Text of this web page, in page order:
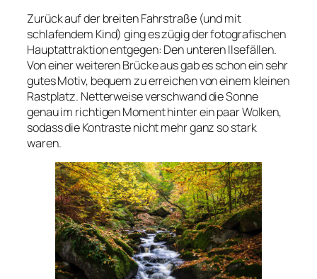
Zurück auf der breiten Fahrstraße (und mit
schlafendem Kind) ging es zügig der fotografischen
Hauptattraktion entgegen: Den unteren Ilsefällen.
Von einer weiteren Brücke aus gab es schon ein sehr
gutes Motiv, bequem zu erreichen von einem kleinen
Rastplatz. Netterweise verschwand die Sonne
genau im richtigen Moment hinter ein paar Wolken,
sodass die Kontraste nicht mehr ganz so stark
waren.